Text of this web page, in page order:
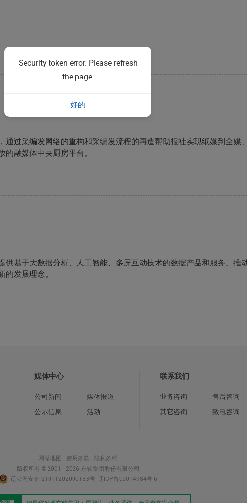
过采编发网络的重构和采编发流程的再造帮助报社实现纸媒到全媒
融媒体中央厨房平台。
基于大数据分析、人工智能、多屏互动技术的数据产品和服务。推
发展理念。
媒体中心
公司新闻
媒体报道
公示信息
活动
联系我们
业务咨询
售后咨询
其它咨询
致电咨询
网站地图 | 使用条款 | 隐私条约
版权所有 © 2001 - 2026 东软集团股份有限公司
辽公网安备 21011202000133号 辽ICP备05014984号-6
Security token error. Please refresh
the page.
好的